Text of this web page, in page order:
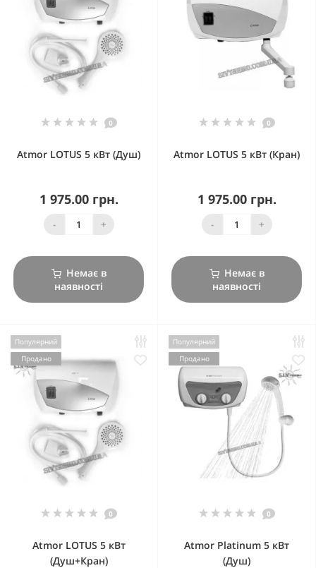
0
Atmor LOTUS 5 кВт (Душ)
1 975.00 грн.
- +
Немає в
наявності
0
Atmor LOTUS 5 кВт (Кран)
1 975.00 грн.
- +
Немає в
наявності
Популярний
Продано
0
Atmor LOTUS 5 кВт
(Душ+Кран)
Популярний
Продано
0
Atmor Platinum 5 кВт
(Душ)